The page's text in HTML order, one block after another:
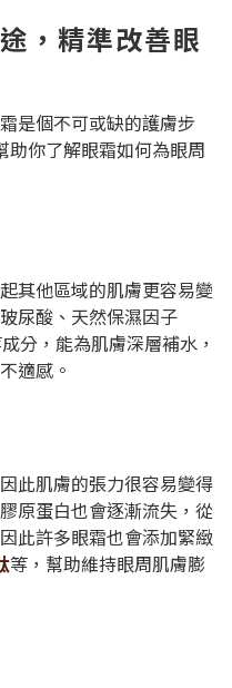
，精準改善眼
是個不可或缺的護膚步
助你了解眼霜如何為眼周
其他區域的肌膚更容易變
尿酸、天然保濕因子
分，能為肌膚深層補水，
適感。
此肌膚的張力很容易變得
原蛋白也會逐漸流失，從
此許多眼霜也會添加緊緻
等，幫助維持眼周肌膚膨